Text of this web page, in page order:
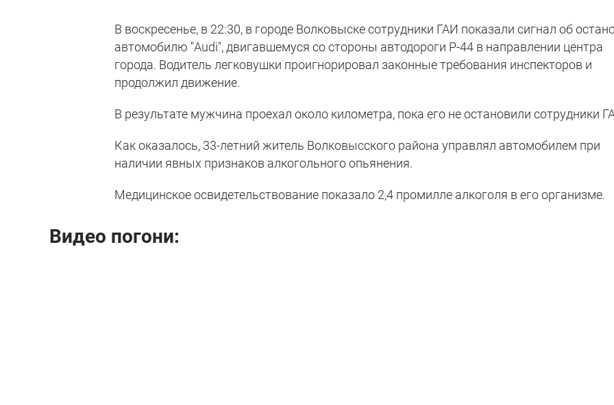
В воскресенье, в 22:30, в городе Волковыске сотрудники ГАИ показали сигнал об
автомобилю "Audi", двигавшемуся со стороны автодороги Р-44 в направлении центра
города. Водитель легковушки проигнорировал законные требования инспекторов и
продолжил движение.
В результате мужчина проехал около километра, пока его не остановили сотрудники
Как оказалось, 33-летний житель Волковысского района управлял автомобилем при
наличии явных признаков алкогольного опьянения.
Медицинское освидетельствование показало 2,4 промилле алкоголя в его организме.
Видео погони: